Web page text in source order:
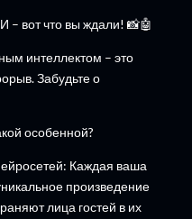
вот что вы ждали! 📸🤖
интеллектом – это
Забудьте о
особенной?
Каждая ваша
произведение
лица гостей в их